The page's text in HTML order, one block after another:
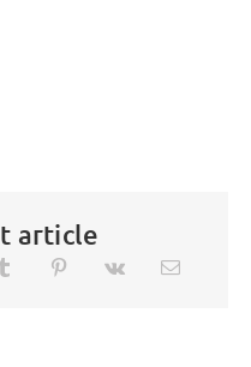
article